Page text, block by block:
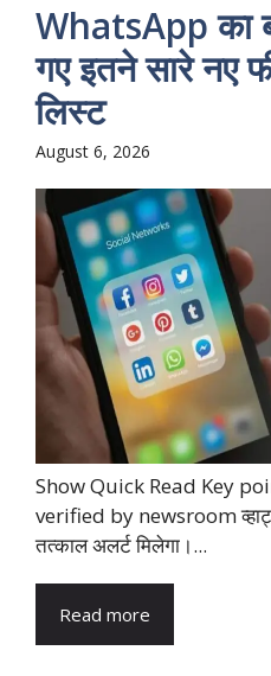
WhatsApp का
गए इतने सारे नए
लिस्ट
August 6, 2026
Show Quick Read Key
verified by newsroom
तत्काल अलर्ट मिलेगा।...
Read more